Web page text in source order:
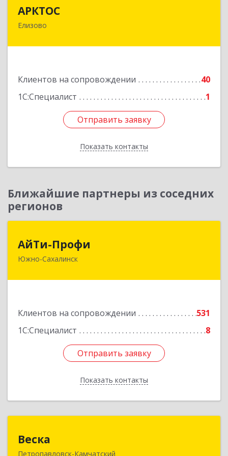
АРКТОС
Елизово
Клиентов на сопровождении
40
1С:Специалист
1
Отправить заявку
Показать контакты
684036, Камчатский край, Елизовский р-н,
Отправить заявку
Назад
Ближайшие партнеры из соседних
регионов
АйТи-Профи
Южно-Сахалинск
Клиентов на сопровождении
531
1С:Специалист
8
Отправить заявку
Показать контакты
693023, Сахалинская обл, город Южно-
Подробнее
Отправить заявку
Назад
Веска
Петропавловск-Камчатский